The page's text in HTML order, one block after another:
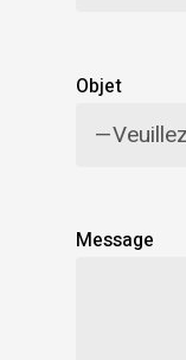
Objet
Message